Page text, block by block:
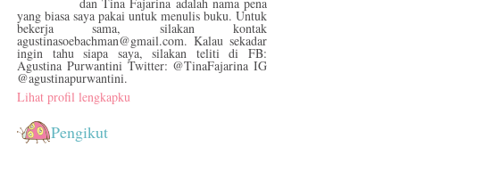
yang biasa saya pakai untuk menulis buku. Untuk
bekerja sama, silakan kontak
agustinasoebachman@gmail.com. Kalau sekadar
ingin tahu siapa saya, silakan teliti di FB:
Agustina Purwantini Twitter: @TinaFajarina IG
@agustinapurwantini.
Lihat profil lengkapku
Pengikut